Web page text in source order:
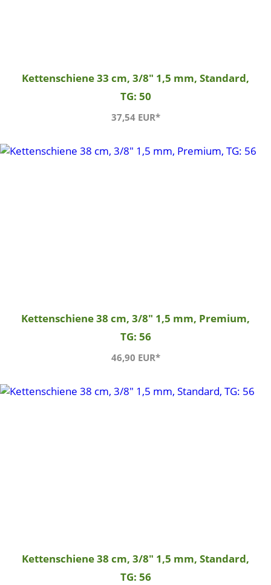
Kettenschiene 33 cm, 3/8" 1,5 mm, Standard,
TG: 50
37,54 EUR*
Kettenschiene 38 cm, 3/8" 1,5 mm, Premium,
TG: 56
46,90 EUR*
Kettenschiene 38 cm, 3/8" 1,5 mm, Standard,
TG: 56